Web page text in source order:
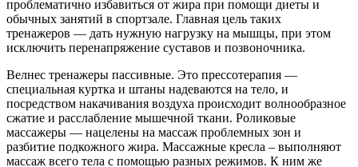
проблематично избавиться от жира при помощи диеты и
обычных занятий в спортзале. Главная цель таких
тренажеров — дать нужную нагрузку на мышцы, при этом
исключить перенапряжение суставов и позвоночника.
Велнес тренажеры пассивные. Это прессотерапия —
специальная куртка и штаны надеваются на тело, и
посредством накачивания воздуха происходит волнообразное
сжатие и расслабление мышечной ткани. Роликовые
массажеры — нацелены на массаж проблемных зон и
разбитие подкожного жира. Массажные кресла – выполняют
массаж всего тела с помощью разных режимов. К ним же